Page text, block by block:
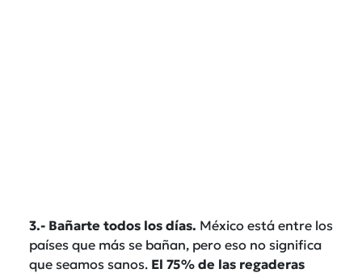
3.- Bañarte todos los días. México está entre los
países que más se bañan, pero eso no significa
que seamos sanos. El 75% de las regaderas